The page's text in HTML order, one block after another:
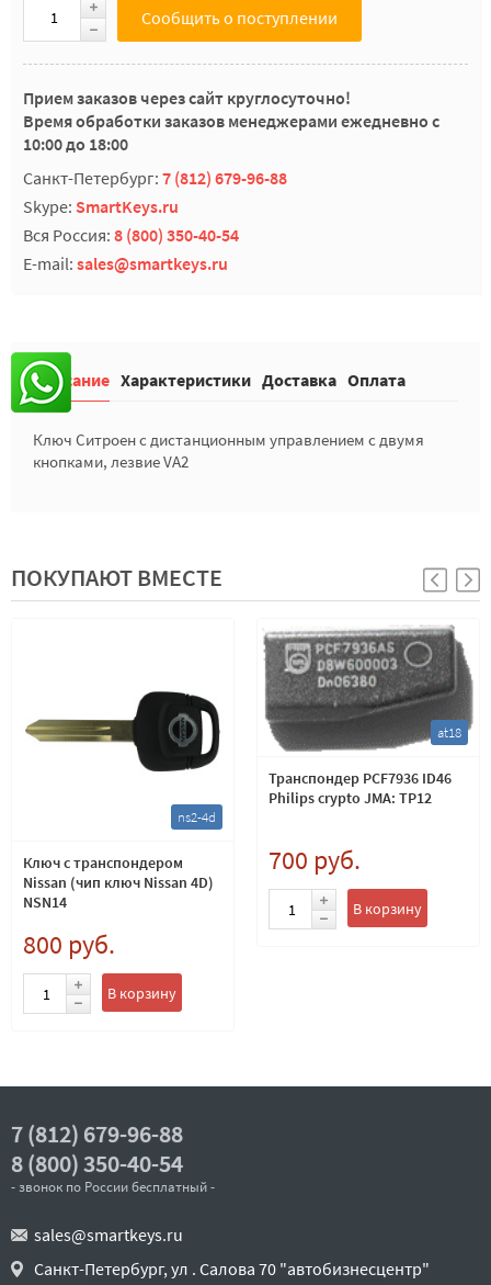
Сообщить о поступлении
Прием заказов через сайт круглосуточно!
Время обработки заказов менеджерами ежедневно с
10:00 до 18:00
Санкт-Петербург: 7 (812) 679-96-88
Skype: SmartKeys.ru
Вся Россия: 8 (800) 350-40-54
E-mail: sales@smartkeys.ru
Описание Характеристики Доставка Оплата
Ключ Ситроен с дистанционным управлением с двумя
кнопками, лезвие VA2
ПОКУПАЮТ ВМЕСТЕ
ns2-4d
Ключ с транспондером
Nissan (чип ключ Nissan 4D)
NSN14
800 руб.
В корзину
at18
Транспондер PCF7936 ID46
Philips crypto JMA: TP12
700 руб.
В корзину
7 (812) 679-96-88
8 (800) 350-40-54
- звонок по России бесплатный -
sales@smartkeys.ru
Санкт-Петербург, ул . Салова 70 "автобизнесцентр"